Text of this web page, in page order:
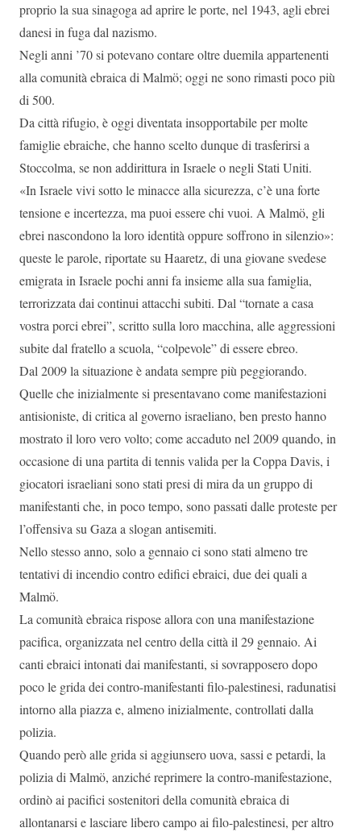
proprio la sua sinagoga ad aprire le porte, nel 1943, agli ebrei
danesi in fuga dal nazismo.
Negli anni ’70 si potevano contare oltre duemila appartenenti
alla comunità ebraica di Malmö; oggi ne sono rimasti poco più
di 500.
Da città rifugio, è oggi diventata insopportabile per molte
famiglie ebraiche, che hanno scelto dunque di trasferirsi a
Stoccolma, se non addirittura in Israele o negli Stati Uniti.
«In Israele vivi sotto le minacce alla sicurezza, c’è una forte
tensione e incertezza, ma puoi essere chi vuoi. A Malmö, gli
ebrei nascondono la loro identità oppure soffrono in silenzio»:
queste le parole, riportate su Haaretz, di una giovane svedese
emigrata in Israele pochi anni fa insieme alla sua famiglia,
terrorizzata dai continui attacchi subiti. Dal “tornate a casa
vostra porci ebrei”, scritto sulla loro macchina, alle aggressioni
subite dal fratello a scuola, “colpevole” di essere ebreo.
Dal 2009 la situazione è andata sempre più peggiorando.
Quelle che inizialmente si presentavano come manifestazioni
antisioniste, di critica al governo israeliano, ben presto hanno
mostrato il loro vero volto; come accaduto nel 2009 quando, in
occasione di una partita di tennis valida per la Coppa Davis, i
giocatori israeliani sono stati presi di mira da un gruppo di
manifestanti che, in poco tempo, sono passati dalle proteste per
l’offensiva su Gaza a slogan antisemiti.
Nello stesso anno, solo a gennaio ci sono stati almeno tre
tentativi di incendio contro edifici ebraici, due dei quali a
Malmö.
La comunità ebraica rispose allora con una manifestazione
pacifica, organizzata nel centro della città il 29 gennaio. Ai
canti ebraici intonati dai manifestanti, si sovrapposero dopo
poco le grida dei contro-manifestanti filo-palestinesi, radunatisi
intorno alla piazza e, almeno inizialmente, controllati dalla
polizia.
Quando però alle grida si aggiunsero uova, sassi e petardi, la
polizia di Malmö, anziché reprimere la contro-manifestazione,
ordinò ai pacifici sostenitori della comunità ebraica di
allontanarsi e lasciare libero campo ai filo-palestinesi, per altro